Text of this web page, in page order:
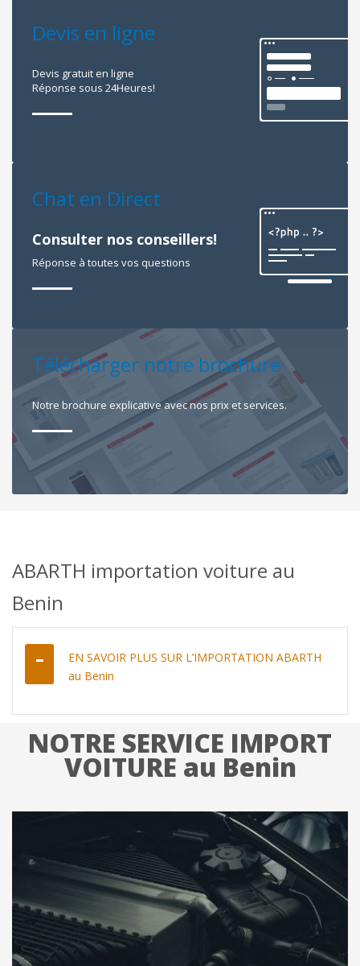
Devis en ligne
Devis gratuit en ligne
Réponse sous 24Heures!
Chat en Direct
Consulter nos conseillers!
Réponse à toutes vos questions
Télécharger notre brochure
Notre brochure explicative avec nos prix et services.
ABARTH importation voiture au
Benin
EN SAVOIR PLUS SUR L’IMPORTATION ABARTH
au Benin
NOTRE SERVICE IMPORT
VOITURE au Benin